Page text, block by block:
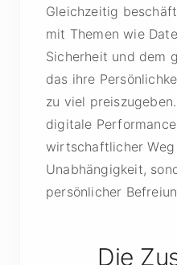
Gleichzeitig
mit Themen wie
Sicherheit und dem
das ihre
zu viel
digitale
wirtschaftlicher
Unabhängigkeit,
persönlicher
Die